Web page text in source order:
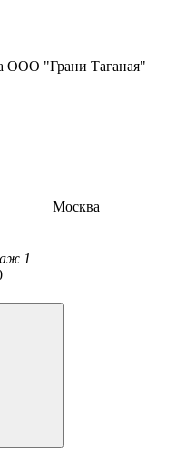
ООО "Грани Таганая"
Москва
1